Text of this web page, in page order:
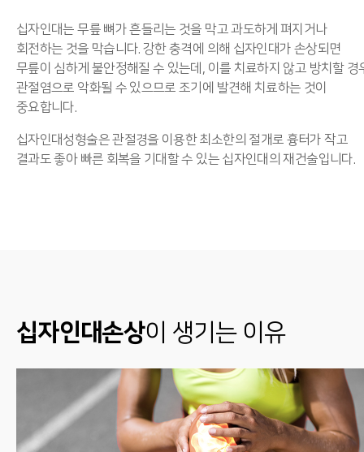
십자인대는 무릎 뼈가 흔들리는 것을 막고 과도하게 펴지거나
회전하는 것을 막습니다. 강한 충격에 의해 십자인대가 손상되면
무릎이 심하게 불안정해질 수 있는데, 이를 치료하지 않고 방치할 경
관절염으로 악화될 수 있으므로 조기에 발견해 치료하는 것이
중요합니다.
십자인대성형술은 관절경을 이용한 최소한의 절개로 흉터가 작고
결과도 좋아 빠른 회복을 기대할 수 있는 십자인대의 재건술입니다.
십자인대손상이 생기는 이유